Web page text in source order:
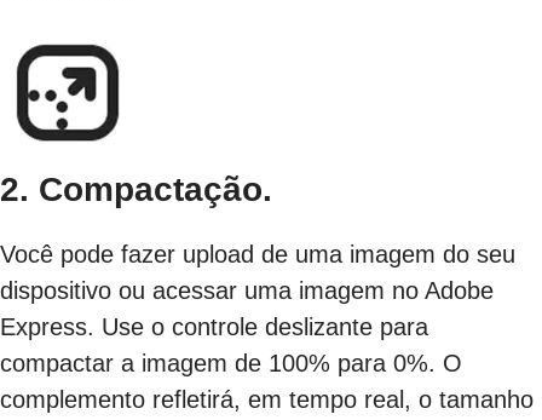
2. Compactação.
Você pode fazer upload de uma imagem do seu
dispositivo ou acessar uma imagem no Adobe
Express. Use o controle deslizante para
compactar a imagem de 100% para 0%. O
complemento refletirá, em tempo real, o tamanho